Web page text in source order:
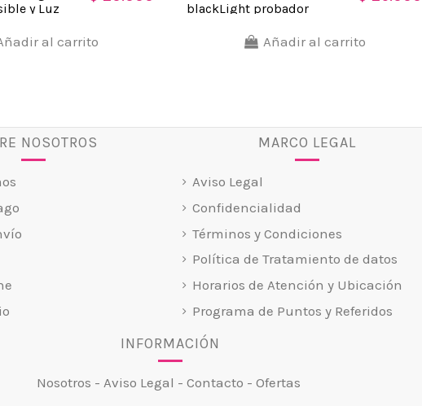
y Luz
al carrito
blackLight probador
Añadir al carrito
NOSOTROS MARCO LEGAL
Aviso Legal
Confidencialidad
Términos y Condiciones
Política de Tratamiento de datos
Horarios de Atención y Ubicación
Programa de Puntos y Referidos
INFORMACIÓN
Nosotros - Aviso Legal - Contacto - Ofertas